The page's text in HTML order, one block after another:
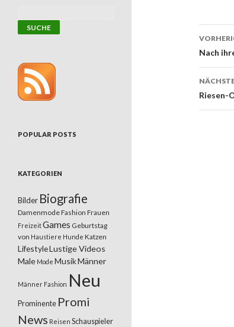
Nach
Riesen-
POPULAR POSTS
KATEGORIEN
Bilder Biografie
DamenmodeFashion Frauen
FreizeitGames Geburtstag
von Haustiere Hunde Katzen
LifestyleLustige Videos
Male Mode MusikMänner
Männer Fashion Neu
Prominente Promi
News Reisen Schauspieler